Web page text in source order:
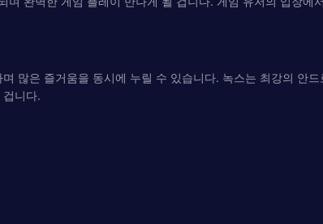
많은 즐거움을 동시에 누릴 수 있습니다. 녹스는 최강의 안
니다.